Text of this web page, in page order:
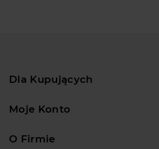
Dla Kupujących
Moje Konto
O Firmie